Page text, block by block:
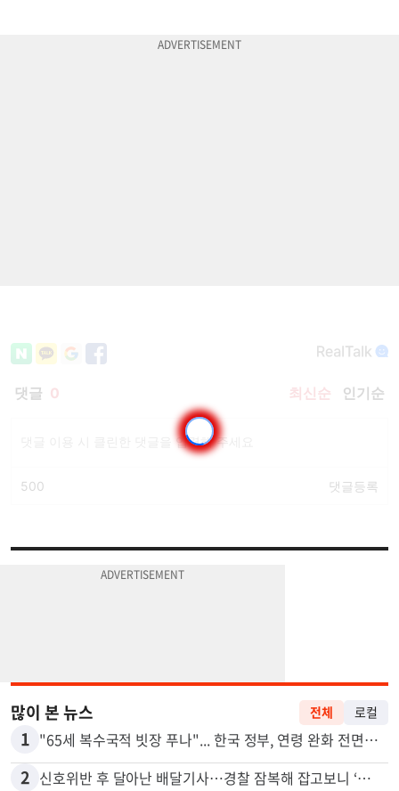
많이 본 뉴스 전체 로컬
1 "65세 복수국적 빗장 푸나"... 한국 정부, 연령 완화 전면 추진
2 신호위반 후 달아난 배달기사…경찰 잠복해 잡고보니 ‘반전’